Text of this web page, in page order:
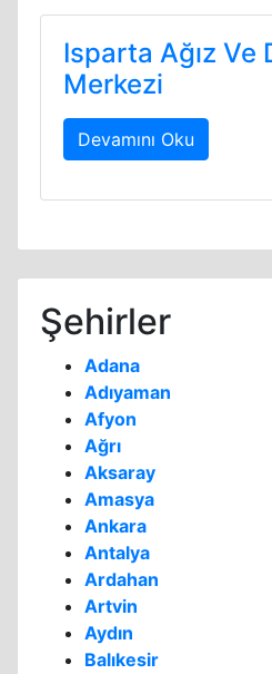
Isparta Ağız Ve
Merkezi
Devamını Oku
Şehirler
Adana
Adıyaman
Afyon
Ağrı
Aksaray
Amasya
Ankara
Antalya
Ardahan
Artvin
Aydın
Balıkesir